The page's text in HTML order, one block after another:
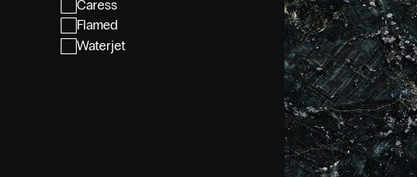
Caress
Flamed
Waterjet